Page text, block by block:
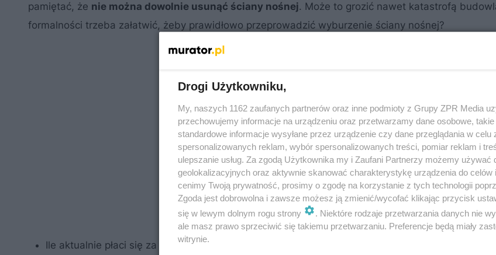
pamiętać, że nie można dowolnie usunąć ściany nośnej. Może to grozić nawet katastrofą
formalności trzeba załatwić, żeby prawidłowo przeprowadzić wyburzenie ściany nośnej?
Ile aktualnie płaci się za malowanie ścian? Cennik usług malarskich 2023
Drogi Użytkowniku,
My, naszych 1162 zaufanych partnerów oraz inne podmioty z Grupy ZPR Media
przechowujemy informacje na urządzeniu oraz przetwarzamy dane osobowe,
standardowe informacje wysyłane przez urządzenie czy dane przeglądania w celu
spersonalizowanych reklam, wybór spersonalizowanych treści, pomiar reklam i
ulepszanie usług. Za zgodą Użytkownika my i Zaufani Partnerzy możemy używać
geolokalizacyjnych oraz aktywnie skanować charakterystykę urządzenia do celów
cenimy Twoją prywatność, prosimy o zgodę na korzystanie z tych technologii
Zgoda jest dobrowolna i zawsze możesz ją zmienić/wycofać klikając przycisk
się w lewym dolnym rogu strony
. Niektóre rodzaje przetwarzania danych nie
ale masz prawo sprzeciwić się takiemu przetwarzaniu. Preferencje będą miały
witrynie.